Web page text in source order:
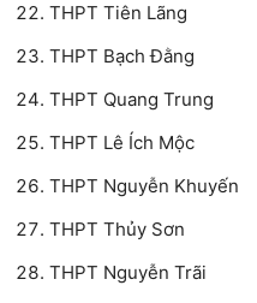
THPT Tiên Lãng
THPT Bạch Đằng
THPT Quang Trung
THPT Lê Ích Mộc
THPT Nguyễn Khuyến
THPT Thủy Sơn
THPT Nguyễn Trãi